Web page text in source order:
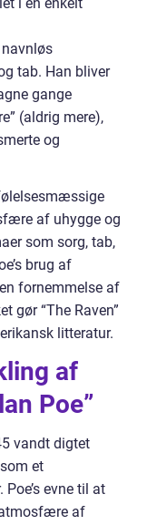
i en enkelt
tab. Han bliver
gange
(aldrig mere),
og
af uhygge og
som sorg, tab,
brug af
fornemmelse af
gør “The Raven”
litteratur.
af
Poe”
vandt digtet
et
evne til at
af